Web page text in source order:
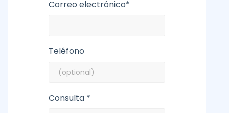
Correo electrónico*
Teléfono
Consulta *